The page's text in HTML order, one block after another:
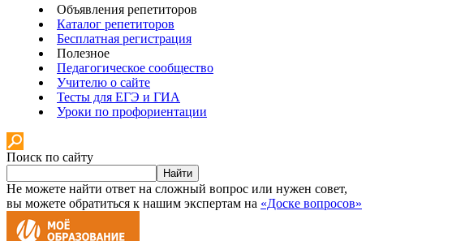
Объявления репетиторов
Каталог репетиторов
Бесплатная регистрация
Полезное
Педагогическое сообщество
Учителю о сайте
Тесты для ЕГЭ и ГИА
Уроки по профориентации
Поиск по сайту
Найти
Не можете найти ответ на сложный вопрос или нужен совет,
вы можете обратиться к нашим экспертам на «Доске вопросов»